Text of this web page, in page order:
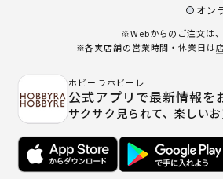
オン
※Webからのご注文は
※各実店舗の営業時間・休業日は
ホビーラホビーレ
公式アプリで最新情報を
サクサク見られて、楽しい